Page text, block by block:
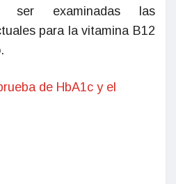
ser examinadas las
para la vitamina B12
de HbA1c y el